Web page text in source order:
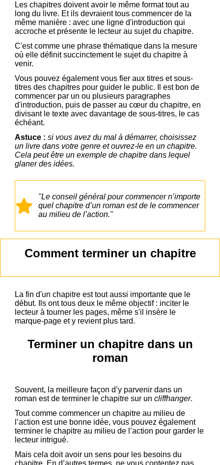
Les chapitres doivent avoir le même format tout au
long du livre. Et ils devraient tous commencer de la
même manière : avec une ligne d'introduction qui
accroche et présente le lecteur au sujet du chapitre.
C'est comme une phrase thématique dans la mesure
où elle définit succinctement le sujet du chapitre à
venir.
Vous pouvez également vous fier aux titres et sous-
titres des chapitres pour guider le public. Il est bon de
commencer par un ou plusieurs paragraphes
d'introduction, puis de passer au cœur du chapitre, en
divisant le texte avec davantage de sous-titres, le cas
échéant.
Astuce : si vous avez du mal à démarrer, choisissez
un livre dans votre genre et ouvrez-le en un chapitre.
Cela peut être un exemple de chapitre dans lequel
glaner des idées.
"Le conseil général pour commencer n’importe
quel chapitre d’un roman est de le commencer
au milieu de l’action."
Comment terminer un chapitre
La fin d'un chapitre est tout aussi importante que le
début. Ils ont tous deux le même objectif : inciter le
lecteur à tourner les pages, même s'il insère le
marque-page et y revient plus tard.
Terminer un chapitre dans un
roman
Souvent, la meilleure façon d’y parvenir dans un
roman est de terminer le chapitre sur un cliffhanger.
Tout comme commencer un chapitre au milieu de
l’action est une bonne idée, vous pouvez également
terminer le chapitre au milieu de l’action pour garder le
lecteur intrigué.
Mais cela doit avoir un sens pour les besoins du